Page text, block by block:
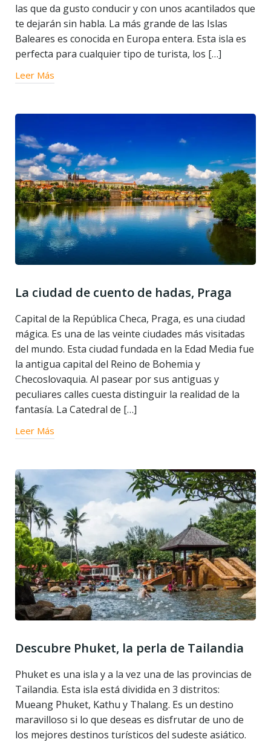
las que da gusto conducir y con unos acantilados que
te dejarán sin habla. La más grande de las Islas
Baleares es conocida en Europa entera. Esta isla es
perfecta para cualquier tipo de turista, los […]
Leer Más
La ciudad de cuento de hadas, Praga
Capital de la República Checa, Praga, es una ciudad
mágica. Es una de las veinte ciudades más visitadas
del mundo. Esta ciudad fundada en la Edad Media fue
la antigua capital del Reino de Bohemia y
Checoslovaquia. Al pasear por sus antiguas y
peculiares calles cuesta distinguir la realidad de la
fantasía. La Catedral de […]
Leer Más
Descubre Phuket, la perla de Tailandia
Phuket es una isla y a la vez una de las provincias de
Tailandia. Esta isla está dividida en 3 distritos:
Mueang Phuket, Kathu y Thalang. Es un destino
maravilloso si lo que deseas es disfrutar de uno de
los mejores destinos turísticos del sudeste asiático.